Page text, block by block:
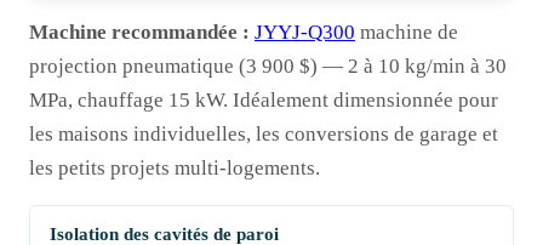
Machine recommandée : JYYJ-Q300 machine de
projection pneumatique (3 900 $) — 2 à 10 kg/min à 30
MPa, chauffage 15 kW. Idéalement dimensionnée pour
les maisons individuelles, les conversions de garage et
les petits projets multi-logements.
Isolation des cavités de paroi